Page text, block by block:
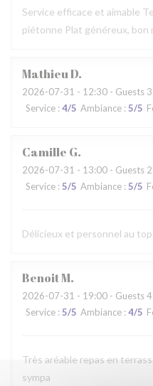
Service efficace et aimable
piétonne Plat généreux,
MathieuD
2026-07-31 - 12:30 - Guests 3
Service : 4/5 Ambiance : 5/5
Camille G
2026-07-31 - 13:00 - Guests 2
Service : 5/5 Ambiance : 5/5
Délicieux et personnel au top
BenoitM
2026-07-31 - 19:00 - Guests 4
Service : 5/5 Ambiance : 4/5
Très aréable repas en
sympa